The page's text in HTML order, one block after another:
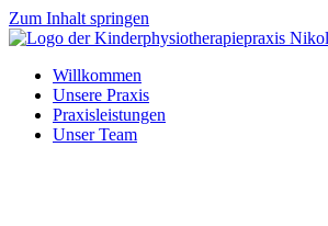
Zum Inhalt springen
Willkommen
Unsere Praxis
Praxisleistungen
Unser Team